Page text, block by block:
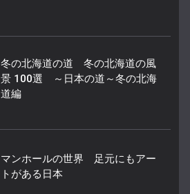
冬の北海道の道 冬の北海道の風
景 100選 ～日本の道～冬の北海
道編
マンホールの世界 足元にもアー
トがある日本